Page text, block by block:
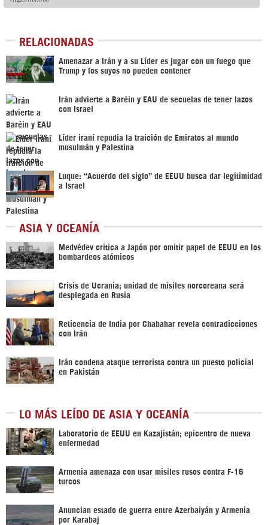
RELACIONADAS
Amenazar a Irán y a su Líder es jugar con un fuego que
Trump y los suyos no pueden contener
Irán advierte a Baréin y EAU de secuelas de tener lazos
con Israel
Líder iraní repudia la traición de Emiratos al mundo
musulmán y Palestina
Luque: “Acuerdo del siglo” de EEUU busca dar legitimidad
a Israel
ASIA Y OCEANÍA
Medvédev critica a Japón por omitir papel de EEUU en los
bombardeos atómicos
Crisis de Ucrania; unidad de misiles norcoreana será
desplegada en Rusia
Reticencia de India por Chabahar revela contradicciones
con Irán
Irán condena ataque terrorista contra un puesto policial
en Pakistán
LO MÁS LEÍDO DE ASIA Y OCEANÍA
Laboratorio de EEUU en Kazajistán; epicentro de nueva
enfermedad
Armenia amenaza con usar misiles rusos contra F-16
turcos
Anuncian estado de guerra entre Azerbaiyán y Armenia
por Karabaj